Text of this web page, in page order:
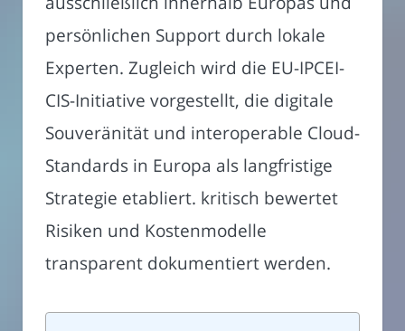
persönlichen Support durch lokale
Experten. Zugleich wird die EU-IPCEI-
CIS-Initiative vorgestellt, die digitale
Souveränität und interoperable Cloud-
Standards in Europa als langfristige
Strategie etabliert. kritisch bewertet
Risiken und Kostenmodelle
transparent dokumentiert werden.